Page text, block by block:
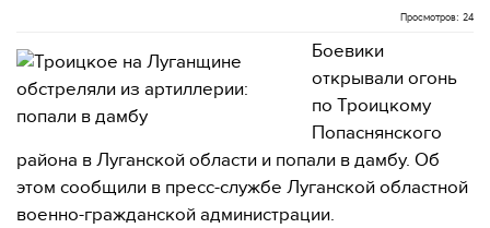
Просмотров: 24
Боевики
открывали огонь
по Троицкому
Попаснянского
района в Луганской области и попали в дамбу. Об
этом сообщили в пресс-службе Луганской областной
военно-гражданской администрации.